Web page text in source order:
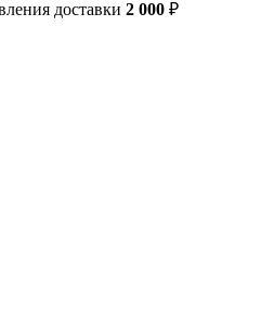
доставки 2 000 ₽